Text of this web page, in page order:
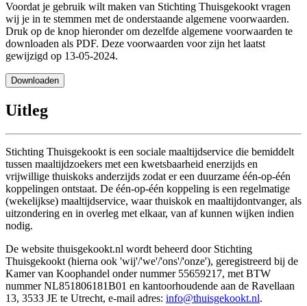
Voordat je gebruik wilt maken van Stichting Thuisgekookt vragen
wij je in te stemmen met de onderstaande algemene voorwaarden.
Druk op de knop hieronder om dezelfde algemene voorwaarden te
downloaden als PDF. Deze voorwaarden voor zijn het laatst
gewijzigd op 13-05-2024.
Downloaden
Uitleg
Stichting Thuisgekookt is een sociale maaltijdservice die bemiddelt
tussen maaltijdzoekers met een kwetsbaarheid enerzijds en
vrijwillige thuiskoks anderzijds zodat er een duurzame één-op-één
koppelingen ontstaat. De één-op-één koppeling is een regelmatige
(wekelijkse) maaltijdservice, waar thuiskok en maaltijdontvanger, als
uitzondering en in overleg met elkaar, van af kunnen wijken indien
nodig.
De website thuisgekookt.nl wordt beheerd door Stichting
Thuisgekookt (hierna ook 'wij'/'we'/'ons'/'onze'), geregistreerd bij de
Kamer van Koophandel onder nummer 55659217, met BTW
nummer NL851806181B01 en kantoorhoudende aan de Ravellaan
13, 3533 JE te Utrecht, e-mail adres: info@thuisgekookt.nl.